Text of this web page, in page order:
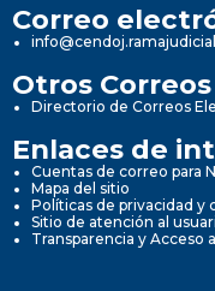
Correo
Otros
Directorio de Correos
Enlaces de
Cuentas de correo para
Mapa del sitio
Políticas de privacidad y
Sitio de atención al
Transparencia y Acceso